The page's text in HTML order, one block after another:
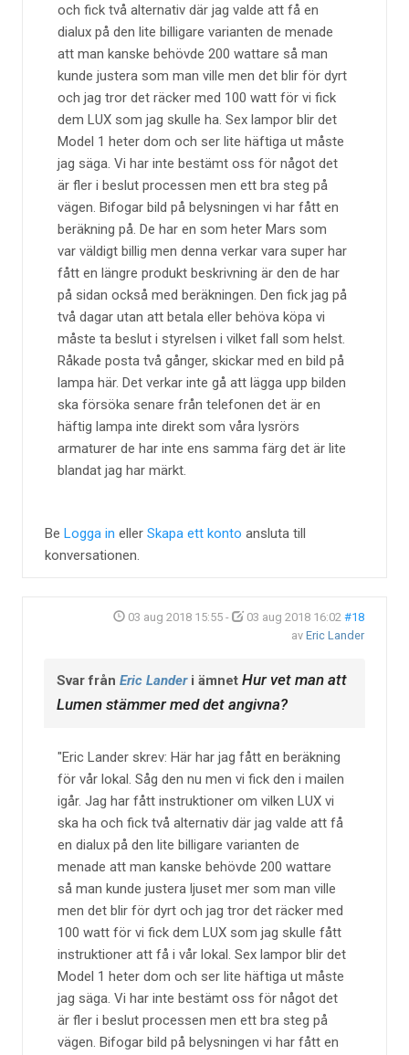
och fick två alternativ där jag valde att få en
dialux på den lite billigare varianten de menade
att man kanske behövde 200 wattare så man
kunde justera som man ville men det blir för dyrt
och jag tror det räcker med 100 watt för vi fick
dem LUX som jag skulle ha. Sex lampor blir det
Model 1 heter dom och ser lite häftiga ut måste
jag säga. Vi har inte bestämt oss för något det
är fler i beslut processen men ett bra steg på
vägen. Bifogar bild på belysningen vi har fått en
beräkning på. De har en som heter Mars som
var väldigt billig men denna verkar vara super har
fått en längre produkt beskrivning är den de har
på sidan också med beräkningen. Den fick jag på
två dagar utan att betala eller behöva köpa vi
måste ta beslut i styrelsen i vilket fall som helst.
Råkade posta två gånger, skickar med en bild på
lampa här. Det verkar inte gå att lägga upp bilden
ska försöka senare från telefonen det är en
häftig lampa inte direkt som våra lysrörs
armaturer de har inte ens samma färg det är lite
blandat jag har märkt.
Be Logga in eller Skapa ett konto ansluta till
konversationen.
03 aug 2018 15:55 - 03 aug 2018 16:02 #18
av Eric Lander
Svar från Eric Landeri ämnet Hur vet man att
Lumen stämmer med det angivna?
Eric Lander skrev: Här har jag fått en beräkning
för vår lokal. Såg den nu men vi fick den i mailen
igår. Jag har fått instruktioner om vilken LUX vi
ska ha och fick två alternativ där jag valde att få
en dialux på den lite billigare varianten de
menade att man kanske behövde 200 wattare
så man kunde justera ljuset mer som man ville
men det blir för dyrt och jag tror det räcker med
100 watt för vi fick dem LUX som jag skulle fått
instruktioner att få i vår lokal. Sex lampor blir det
Model 1 heter dom och ser lite häftiga ut måste
jag säga. Vi har inte bestämt oss för något det
är fler i beslut processen men ett bra steg på
vägen. Bifogar bild på belysningen vi har fått en